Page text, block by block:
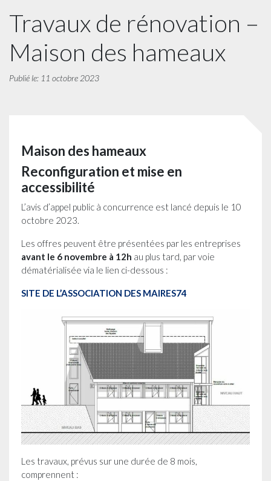
Travaux de rénovation –
Maison des hameaux
Publié le: 11 octobre 2023
Maison des hameaux
Reconfiguration et mise en
accessibilité
L’avis d’appel public à concurrence est lancé depuis le 10
octobre 2023.
Les offres peuvent être présentées par les entreprises
avant le 6 novembre à 12h au plus tard, par voie
dématérialisée via le lien ci-dessous :
SITE DE L’ASSOCIATION DES MAIRES74
Les travaux, prévus sur une durée de 8 mois,
comprennent :